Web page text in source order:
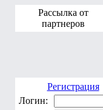
Рассылка от
партнеров
Регистрация
Логин: